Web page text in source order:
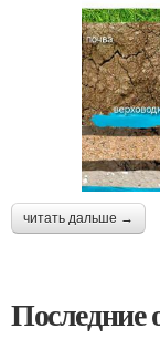
читать дальше →
Последние